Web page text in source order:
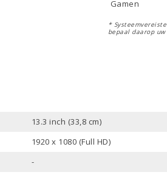
Gamen
*
bepaal daarop uw
13.3 inch (33,8 cm)
1920 x 1080 (Full HD)
-